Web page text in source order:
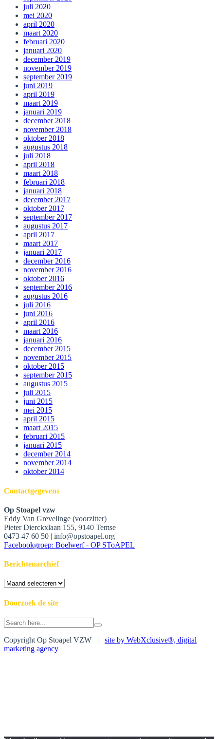
juli 2020
mei 2020
april 2020
maart 2020
februari 2020
januari 2020
december 2019
november 2019
september 2019
juni 2019
april 2019
maart 2019
januari 2019
december 2018
november 2018
oktober 2018
augustus 2018
juli 2018
april 2018
maart 2018
februari 2018
januari 2018
december 2017
oktober 2017
september 2017
augustus 2017
april 2017
maart 2017
januari 2017
december 2016
november 2016
oktober 2016
september 2016
augustus 2016
juli 2016
juni 2016
april 2016
maart 2016
januari 2016
december 2015
november 2015
oktober 2015
september 2015
augustus 2015
juli 2015
juni 2015
mei 2015
april 2015
maart 2015
februari 2015
januari 2015
december 2014
november 2014
oktober 2014
Contactgegevens
Op Stoapel vzw
Eddy Van Grevelinge (voorzitter)
Pieter Dierckxlaan 155, 9140 Temse
0473 47 60 50 | info@opstoapel.org
Facebookgroep: Boelwerf - OP SToAPEL
Berichtenarchief
Berichtenarchief
Doorzoek de site
Search
for:
Copyright Op Stoapel VZW | site by WebXclusive®, digital
marketing agency